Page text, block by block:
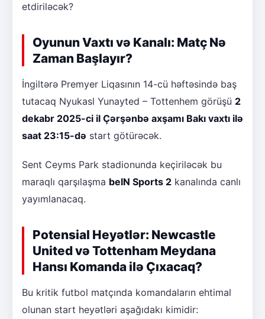
etdiriləcək?
Oyunun Vaxtı və Kanalı: Matç Nə
Zaman Başlayır?
İngiltərə Premyer Liqasının 14-cü həftəsində baş
tutacaq Nyukasl Yunayted – Tottenhem görüşü 2
dekabr 2025-ci il Çərşənbə axşamı Bakı vaxtı ilə
saat 23:15-də start götürəcək.
Sent Ceyms Park stadionunda keçiriləcək bu
maraqlı qarşılaşma beIN Sports 2 kanalında canlı
yayımlanacaq.
Potensial Heyətlər: Newcastle
United və Tottenham Meydana
Hansı Komanda ilə Çıxacaq?
Bu kritik futbol matçında komandaların ehtimal
olunan start heyətləri aşağıdakı kimidir: